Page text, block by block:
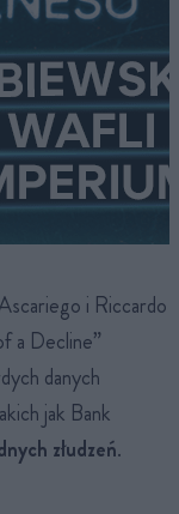
i Riccardo
a Decline”
danych
jak Bank
złudzeń.